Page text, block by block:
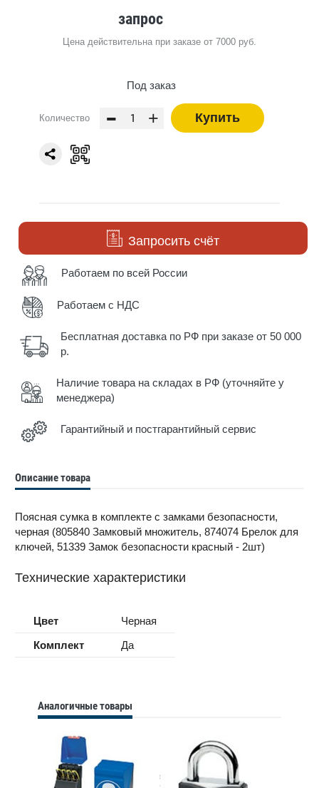
запрос
Цена действительна при заказе от 7000 руб.
Под заказ
Количество - + Купить
Запросить счёт
Работаем по всей России
Работаем с НДС
Бесплатная доставка по РФ при заказе от 50 000
р.
Наличие товара на складах в РФ (уточняйте у
менеджера)
Гарантийный и постгарантийный сервис
Описание товара
Поясная сумка в комплекте с замками безопасности,
черная (805840 Замковый множитель, 874074 Брелок для
ключей, 51339 Замок безопасности красный - 2шт)
Технические характеристики
Цвет
Черная
Комплект
Да
Аналогичные товары